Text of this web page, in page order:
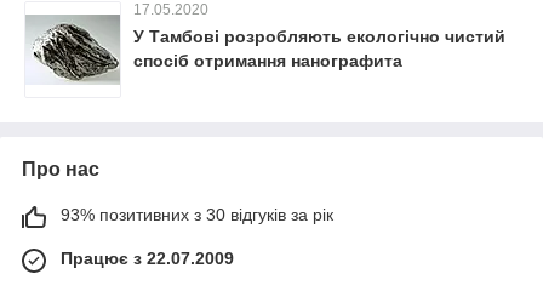
17.05.2020
У Тамбові розробляють екологічно чистий
спосіб отримання нанографита
Про нас
93% позитивних з 30 відгуків за рік
Працює з 22.07.2009